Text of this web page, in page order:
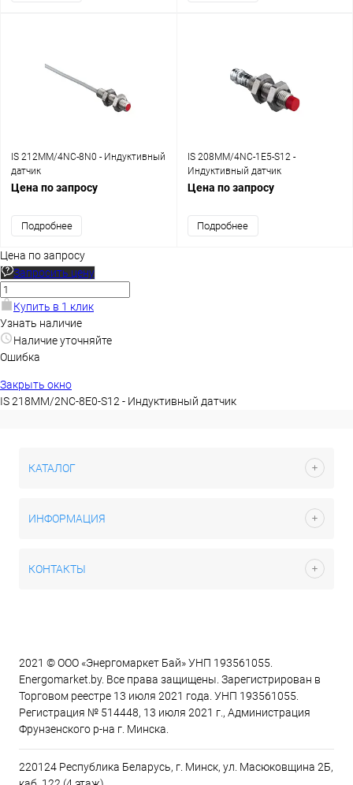
IS 212MM/4NC-8N0 - Индуктивный
датчик
Цена по запросу
Подробнее
IS 208MM/4NC-1E5-S12 -
Индуктивный датчик
Цена по запросу
Подробнее
Цена по запросу
Запросить цену
Купить в 1 клик
Узнать наличие
Наличие уточняйте
Ошибка
Закрыть окно
IS 218MM/2NC-8E0-S12 - Индуктивный датчик
КАТАЛОГ
ИНФОРМАЦИЯ
КОНТАКТЫ
2021 © ООО «Энергомаркет Бай» УНП 193561055.
Energomarket.by. Все права защищены. Зарегистрирован в
Торговом реестре 13 июля 2021 года. УНП 193561055.
Регистрация № 514448, 13 июля 2021 г., Администрация
Фрунзенского р-на г. Минска.
220124 Республика Беларусь, г. Минск, ул. Масюковщина 2Б,